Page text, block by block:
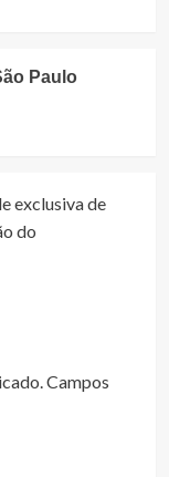
Paulo
exclusiva de
do
Campos